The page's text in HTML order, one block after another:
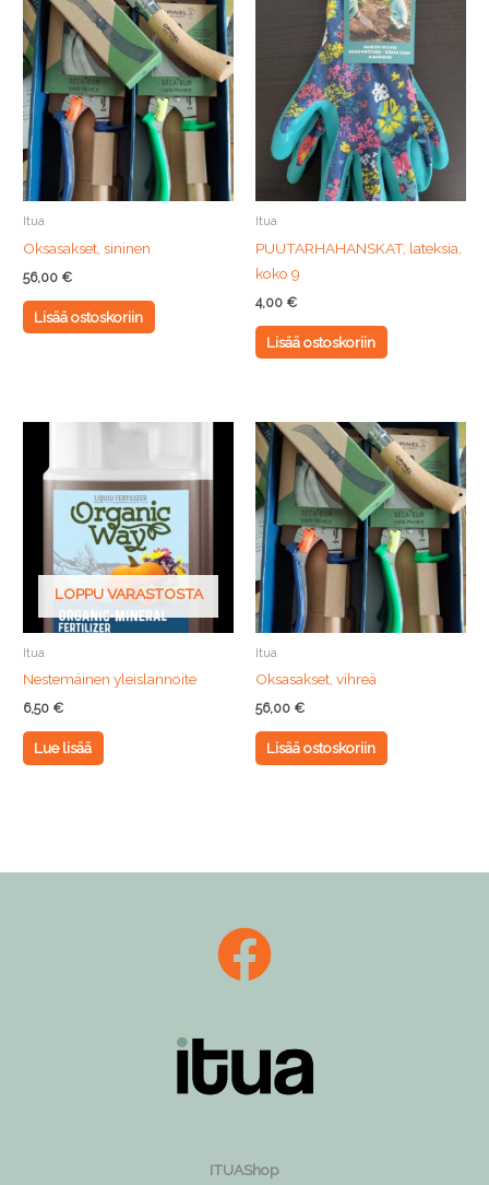
Itua
Oksasakset, sininen
56,00 €
Lisää ostoskoriin
Itua
PUUTARHAHANSKAT, lateksia,
koko 9
4,00 €
Lisää ostoskoriin
LOPPU VARASTOSTA
Itua
Nestemäinen yleislannoite
6,50 €
Lue lisää
Itua
Oksasakset, vihreä
56,00 €
Lisää ostoskoriin
ITUAShop